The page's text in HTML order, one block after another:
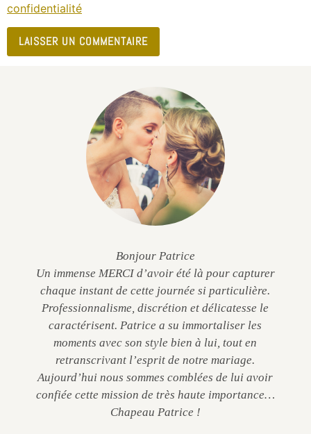
confidentialité
Bonjour Patrice
Un immense MERCI d’avoir été là pour capturer
chaque instant de cette journée si particulière.
Professionnalisme, discrétion et délicatesse le
caractérisent. Patrice a su immortaliser les
moments avec son style bien à lui, tout en
retranscrivant l’esprit de notre mariage.
Aujourd’hui nous sommes comblées de lui avoir
confiée cette mission de très haute importance…
Chapeau Patrice !